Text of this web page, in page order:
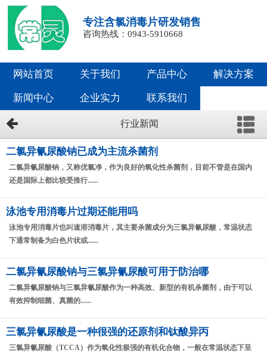
专注含氯消毒片研发销售
咨询热线：0943-5910668
网站首页 关于我们 产品中心 解决方案
新闻中心 企业实力 联系我们
行业新闻
二氯异氰尿酸钠已成为主流杀菌剂
二氯异氰尿酸钠，又称优氯净，作为良好的氧化性杀菌剂，目前不管是在国内
还是国际上都比较受推行......
泳池专用消毒片过期还能用吗
泳池专用消毒片也叫速溶消毒片，其主要杀菌成分为三氯异氰尿酸，常温状态
下通常制备为白色片状或......
二氯异氰尿酸钠与三氯异氰尿酸可用于防治哪
二氯异氰尿酸钠与三氯异氰尿酸​作为一种高效、新型的有机杀菌剂，由于可以
有效抑制细菌、真菌的......
三氯异氰尿酸是一种很强的还原剂和钛酸异丙
三氯异氰尿酸（TCCA）作为氧化性极强的有机化合物，一般在常温状态下呈